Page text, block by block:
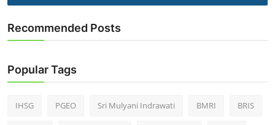
Recommended Posts
Popular Tags
IHSG PGEO Sri Mulyani Indrawati BMRI BRIS